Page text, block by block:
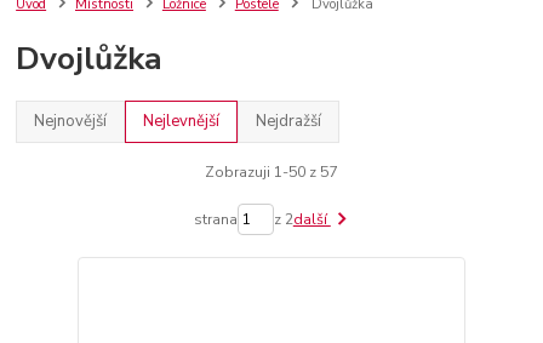
Úvod Místnosti Ložnice Postele Dvojlůžka
Dvojlůžka
Nejnovější Nejlevnější Nejdražší
Zobrazuji 1-50 z 57
strana z 2další